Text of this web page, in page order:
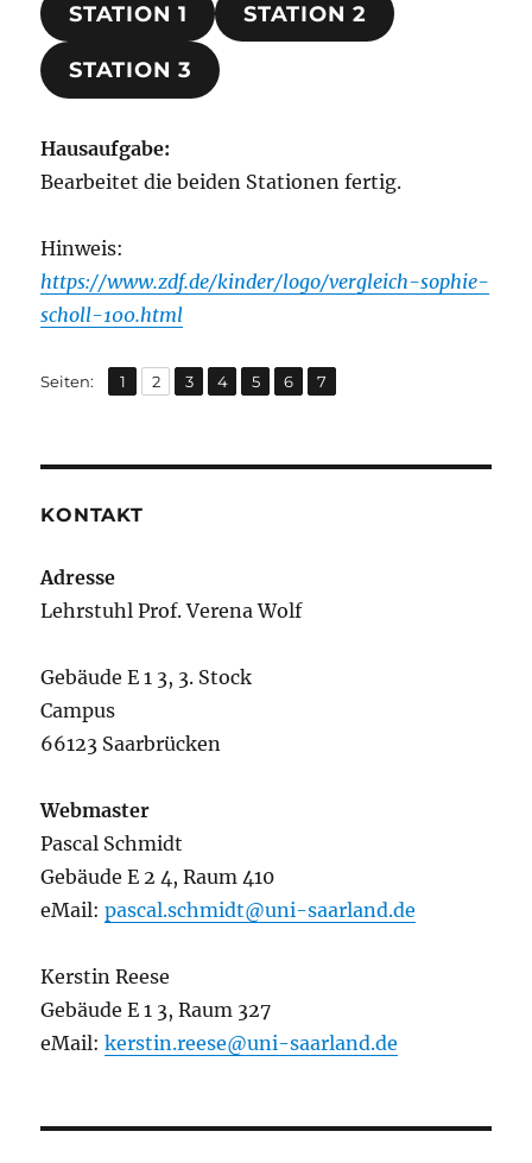
STATION 1 STATION 2
STATION 3
Hausaufgabe:
Bearbeitet die beiden Stationen fertig.
Hinweis:
https://www.zdf.de/kinder/logo/vergleich-sophie-
scholl-100.html
Seiten: Seite
1 ,
Seite
2 ,
Seite
3 ,
Seite
4 ,Seite
5 ,
Seite
6 ,
Seite
7
KONTAKT
Adresse
Lehrstuhl Prof. Verena Wolf
Gebäude E 1 3, 3. Stock
Campus
66123 Saarbrücken
Webmaster
Pascal Schmidt
Gebäude E 2 4, Raum 410
eMail:pascal.schmidt@uni-saarland.de
Kerstin Reese
Gebäude E 1 3, Raum 327
eMail:kerstin.reese@uni-saarland.de